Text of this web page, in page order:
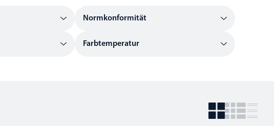
Normkonformität
Farbtemperatur